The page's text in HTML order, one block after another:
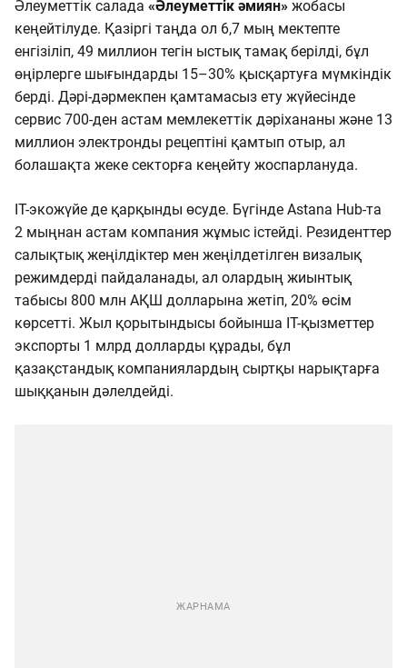
Әлеуметтік салада «Әлеуметтік әмиян» жобасы
кеңейтілуде. Қазіргі таңда ол 6,7 мың мектепте
енгізіліп, 49 миллион тегін ыстық тамақ берілді, бұл
өңірлерге шығындарды 15–30% қысқартуға мүмкіндік
берді. Дәрі-дәрмекпен қамтамасыз ету жүйесінде
сервис 700-ден астам мемлекеттік дәріхананы және 13
миллион электронды рецептіні қамтып отыр, ал
болашақта жеке секторға кеңейту жоспарлануда.
IT-экожүйе де қарқынды өсуде. Бүгінде Astana Hub-та
2 мыңнан астам компания жұмыс істейді. Резиденттер
салықтық жеңілдіктер мен жеңілдетілген визалық
режимдерді пайдаланады, ал олардың жиынтық
табысы 800 млн АҚШ долларына жетіп, 20% өсім
көрсетті. Жыл қорытындысы бойынша IT-қызметтер
экспорты 1 млрд долларды құрады, бұл
қазақстандық компаниялардың сыртқы нарықтарға
шыққанын дәлелдейді.